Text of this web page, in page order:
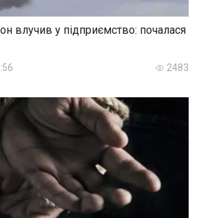
влучив у підприємство: почалася
2483